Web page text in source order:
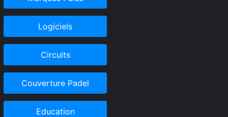
Logiciels
Circuits
Couverture Padel
Education